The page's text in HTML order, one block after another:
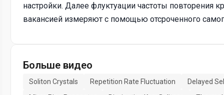
настройки. Далее флуктуации частоты повторения
вакансией измеряют с помощью отсроченного
Больше видео
Soliton Crystals Repetition Rate Fluctuation
Delayed